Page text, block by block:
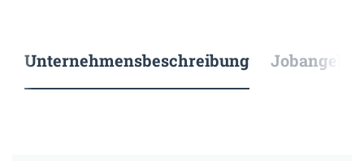
Unternehmensbeschreibung